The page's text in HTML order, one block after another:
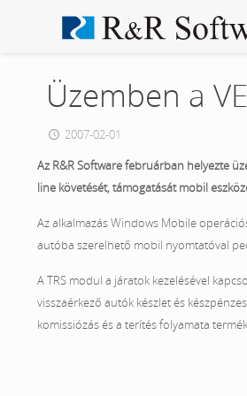
Üzemben a
2007-02-01
Az R&R Software februárban helyezte
line követését, támogatását mobil
Az alkalmazás Windows Mobile
autóba szerelhető mobil nyomtatóval
A TRS modul a járatok kezelésével
visszaérkező autók készlet és
komissiózás és a terítés folyamata